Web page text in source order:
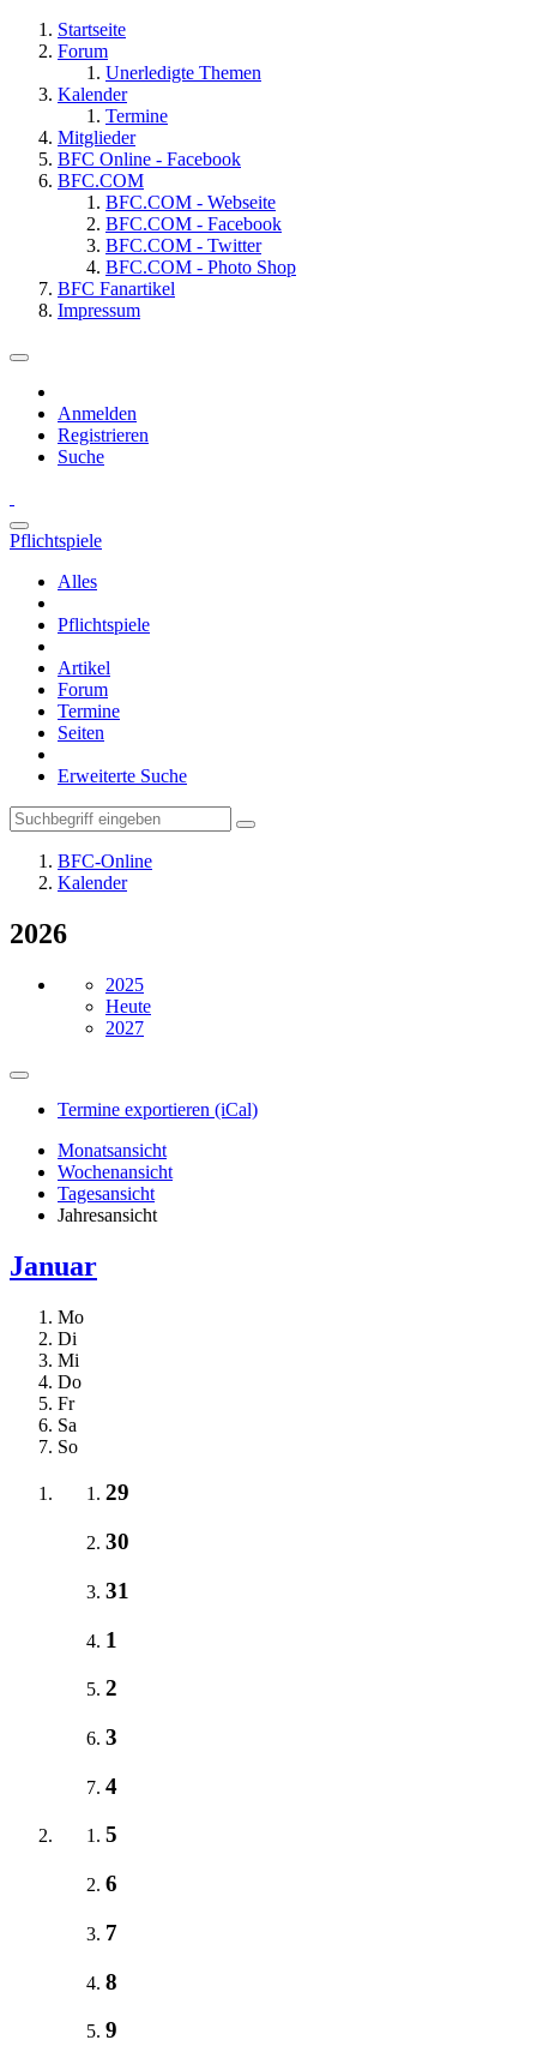
Startseite
Forum
Unerledigte Themen
Kalender
Termine
Mitglieder
BFC Online - Facebook
BFC.COM
BFC.COM - Webseite
BFC.COM - Facebook
BFC.COM - Twitter
BFC.COM - Photo Shop
BFC Fanartikel
Impressum
Anmelden
Registrieren
Suche
Pflichtspiele
Alles
Pflichtspiele
Artikel
Forum
Termine
Seiten
Erweiterte Suche
BFC-Online
Kalender
2026
2025
Heute
2027
Termine exportieren (iCal)
Monatsansicht
Wochenansicht
Tagesansicht
Jahresansicht
Januar
Mo
Di
Mi
Do
Fr
Sa
So
29
30
31
1
2
3
4
5
6
7
8
9